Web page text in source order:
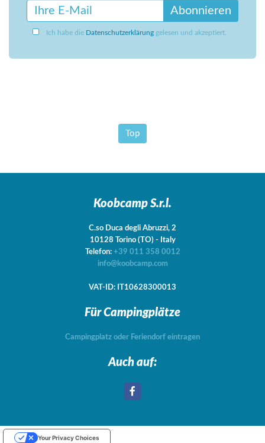
Abonnieren
Ich habe die Datenschutzerklärung gelesen und akzeptiert.
Top
Koobcamp S.r.l.
C.so Duca degli Abruzzi, 2
10128 Torino (TO) - Italy
Telefon: +39 011 358 0012
info@koobcamp.com
VAT-ID: IT10628300013
Für Campingplätze
Campingplatz oder Feriendorf eintragen
Auch auf:
Your Privacy Choices